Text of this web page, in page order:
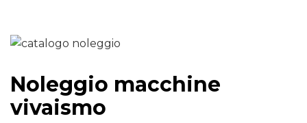
Noleggio macchine
vivaismo